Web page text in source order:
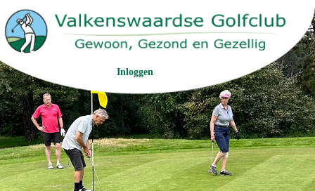
Inloggen